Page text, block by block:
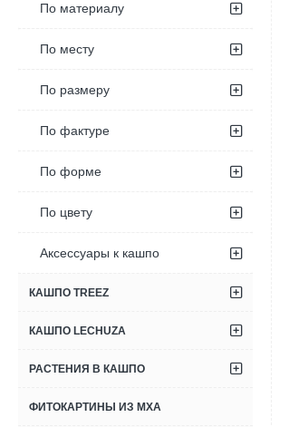
По материалу
По месту
По размеру
По фактуре
По форме
По цвету
Аксессуары к кашпо
КАШПО TREEZ
КАШПО LECHUZA
РАСТЕНИЯ В КАШПО
ФИТОКАРТИНЫ ИЗ МХА